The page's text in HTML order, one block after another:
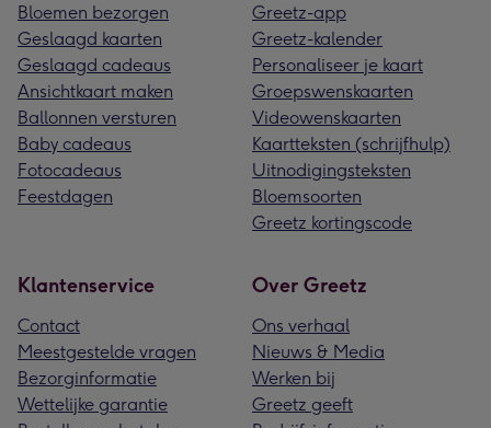
Bloemen bezorgen
Geslaagd kaarten
Geslaagd cadeaus
Ansichtkaart maken
Ballonnen versturen
Baby cadeaus
Fotocadeaus
Feestdagen
Greetz-app
Greetz-kalender
Personaliseer je kaart
Groepswenskaarten
Videowenskaarten
Kaartteksten (schrijfhulp)
Uitnodigingsteksten
Bloemsoorten
Greetz kortingscode
Klantenservice
Contact
Meestgestelde vragen
Bezorginformatie
Wettelijke garantie
Over Greetz
Ons verhaal
Nieuws & Media
Werken bij
Greetz geeft